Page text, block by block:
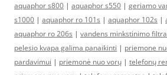
aquaphor s800 | aquaphor s550 | geriamo
s1000 | aquaphor ro 101s | aquaphor 102s |
aquaphor ro 206s | vandens minkstinimo
pelesio kvapa galima panaikinti | priemone
pardavimui | priemonė nuo vorų | telefonų